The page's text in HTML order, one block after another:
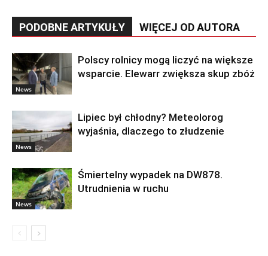
PODOBNE ARTYKUŁY WIĘCEJ OD AUTORA
News
Polscy rolnicy mogą liczyć na większe
wsparcie. Elewarr zwiększa skup zbóż
News
Lipiec był chłodny? Meteolorog
wyjaśnia, dlaczego to złudzenie
News
Śmiertelny wypadek na DW878.
Utrudnienia w ruchu